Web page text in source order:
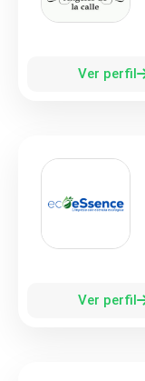
Ver perfil
Ver perfil